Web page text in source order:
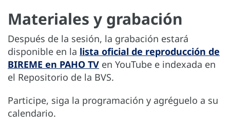
Materiales y grabación
Después de la sesión, la grabación estará
disponible en la lista oficial de reproducción de
BIREME en PAHO TV en YouTube e indexada en
el Repositorio de la BVS.
Participe, siga la programación y agréguelo a su
calendario.